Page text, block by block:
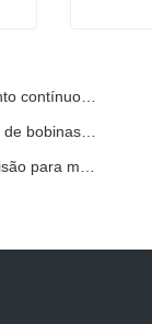
Nivelamento de alta precisão para melhorar a planicidade da chapa